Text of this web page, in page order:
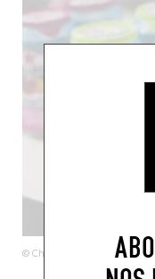
© Charles Roussel